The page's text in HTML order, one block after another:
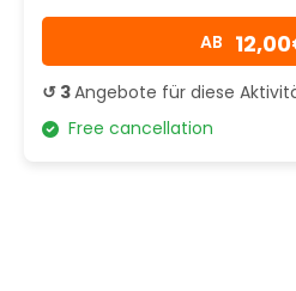
AB
↺ 3Angebote für diese
Free cancellation